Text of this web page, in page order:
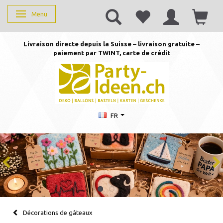
Basculer la navigation
Menu
Livraison directe depuis la Suisse – livraison gratuite –
paiement par TWINT, carte de crédit
FR
Décorations de gâteaux